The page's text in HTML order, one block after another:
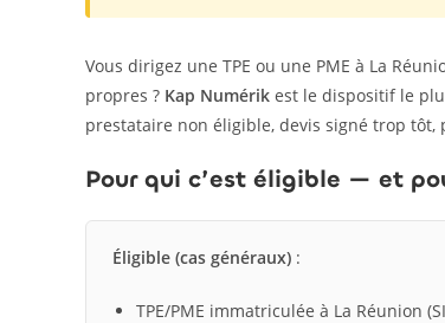
Vous dirigez une TPE ou une PME à La
propres ? Kap Numérik est le dispositif le
prestataire non éligible, devis signé trop tôt,
Pour qui c’est éligible — et
Éligible (cas généraux) :
TPE/PME immatriculée à La Réunion